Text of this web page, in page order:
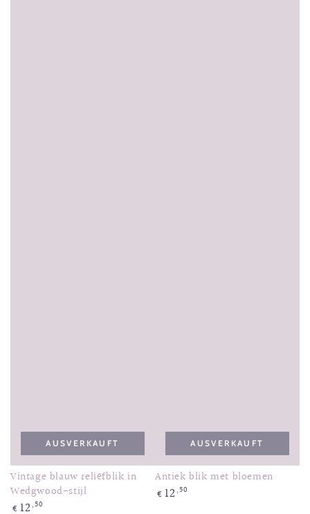
Vintage blauw reliëfblik in
Wedgwood-stijl
Regulärer
€ 12 ,50
AUSVERKAUFT
Antiek blik met bloemen
Regulärer
€ 12 ,50
AUSVERKAUFT